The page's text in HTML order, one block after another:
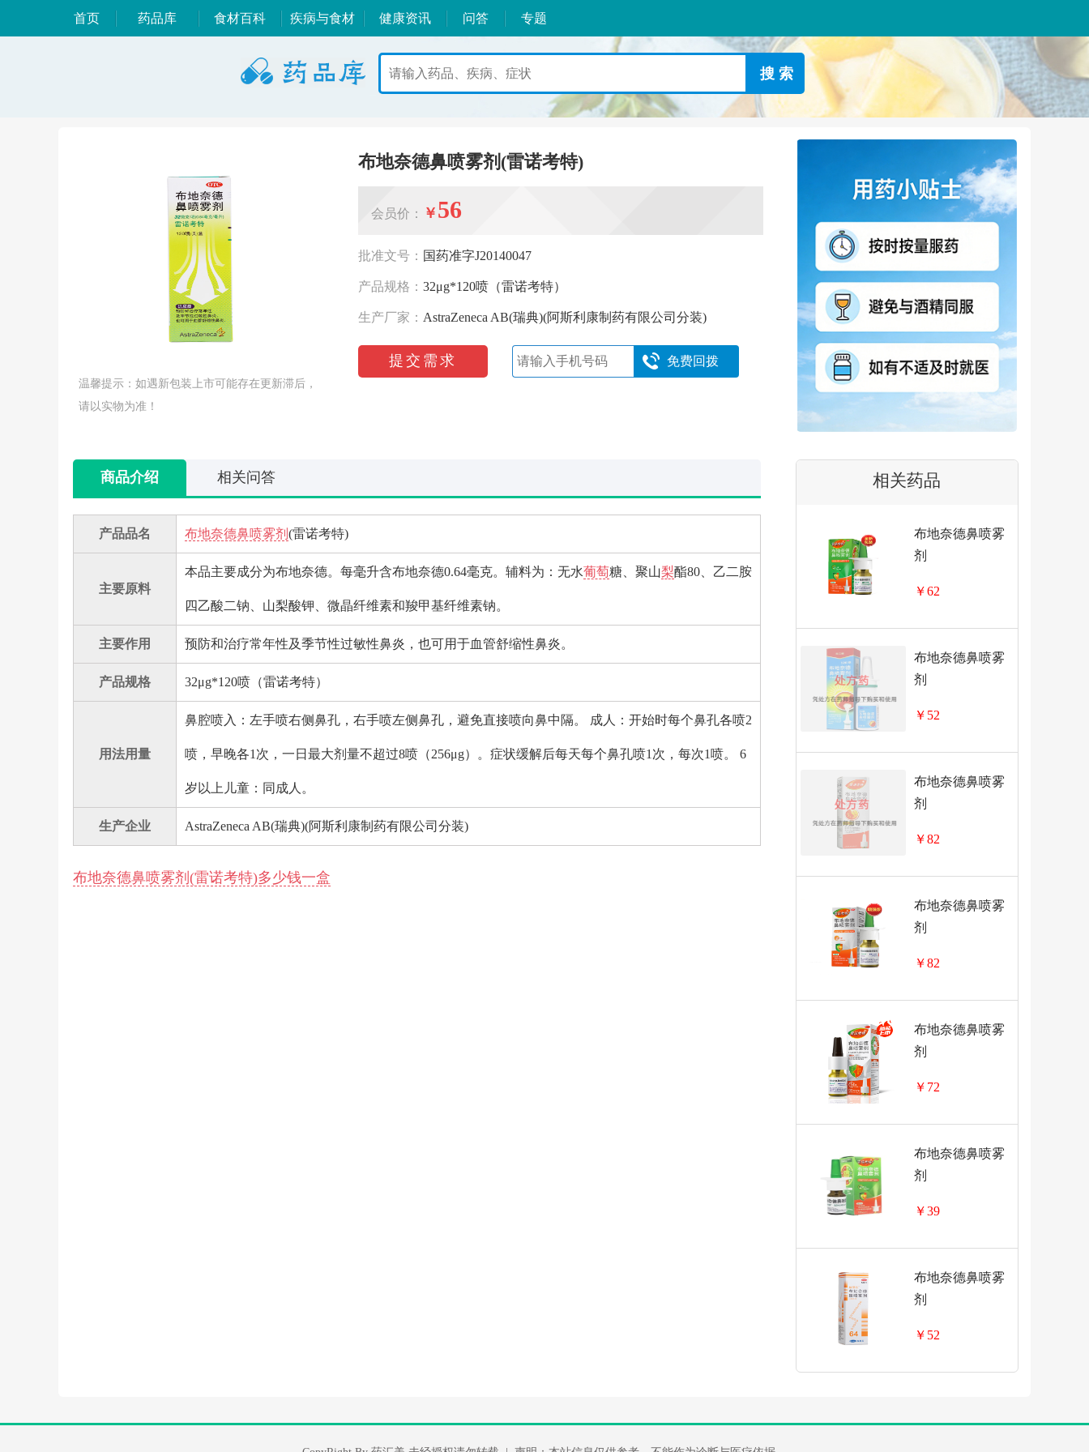
首页 药品库 食材百科 疾病与食材 健康资讯 问答 专题
温馨提示：如遇新包装上市可能存在更新滞后，
请以实物为准！
布地奈德鼻喷雾剂(雷诺考特)
会员价： ￥ 56
批准文号： 国药准字J20140047
产品规格： 32μg*120喷（雷诺考特）
生产厂家： AstraZeneca AB(瑞典)(阿斯利康制药有限公司分装)
提交需求 免费回拨
商品介绍 相关问答
产品品名 布地奈德鼻喷雾剂 (雷诺考特)
主要原料
本品主要成分为布地奈德。每毫升含布地奈德0.64毫克。辅料为：无水葡萄糖、聚山梨酯80、乙二胺
四乙酸二钠、山梨酸钾、微晶纤维素和羧甲基纤维素钠。
主要作用 预防和治疗常年性及季节性过敏性鼻炎，也可用于血管舒缩性鼻炎。
产品规格 32μg*120喷（雷诺考特）
用法用量
鼻腔喷入：左手喷右侧鼻孔，右手喷左侧鼻孔，避免直接喷向鼻中隔。 成人：开始时每个鼻孔各喷2
喷，早晚各1次，一日最大剂量不超过8喷（256μg）。症状缓解后每天每个鼻孔喷1次，每次1喷。 6
岁以上儿童：同成人。
生产企业 AstraZeneca AB(瑞典)(阿斯利康制药有限公司分装)
布地奈德鼻喷雾剂(雷诺考特)多少钱一盒
相关药品
布地奈德鼻喷雾
剂
￥62
布地奈德鼻喷雾
剂
￥52
布地奈德鼻喷雾
剂
￥82
布地奈德鼻喷雾
剂
￥82
布地奈德鼻喷雾
剂
￥72
布地奈德鼻喷雾
剂
￥39
布地奈德鼻喷雾
剂
￥52